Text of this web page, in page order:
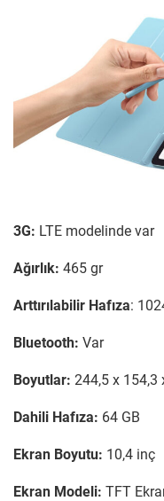
3G: LTE modelinde var
Ağırlık: 465 gr
Arttırılabilir Hafıza:
Bluetooth: Var
Boyutlar: 244,5 x 154,3
Dahili Hafıza: 64 GB
Ekran Boyutu: 10,4 inç
Ekran Modeli: TFT